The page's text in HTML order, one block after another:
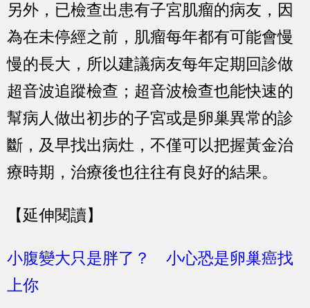
另外，已檢查出患有子宮肌瘤的病友，因
為在未停經之前，肌瘤每年都有可能會慢
慢的長大，所以建議病友每年定期回診做
超音波追蹤檢查；超音波檢查也能快速的
幫病人做出初步的子宮或是卵巢異常的診
斷，及早找出病灶，不僅可以把握黃金治
療時期，治療後也往往有良好的結果。
【延伸閱讀】
小腹變大只是胖了？ 小心恐是卵巢癌找
上你